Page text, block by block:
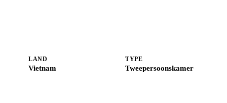
LAND
Vietnam
TYPE
Tweepersoonskamer